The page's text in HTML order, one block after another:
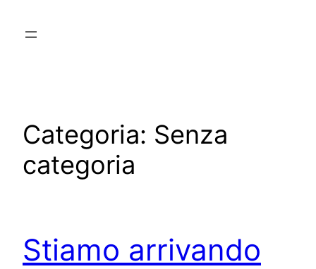
Categoria: Senza
categoria
Stiamo arrivando